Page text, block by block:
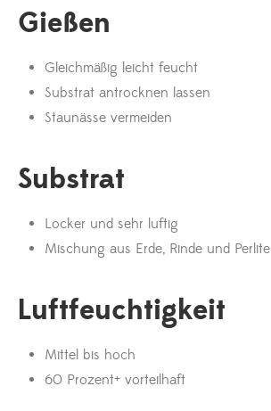
Gießen
Gleichmäßig leicht feucht
Substrat antrocknen lassen
Staunässe vermeiden
Substrat
Locker und sehr luftig
Mischung aus Erde, Rinde und Perlite
Luftfeuchtigkeit
Mittel bis hoch
60 Prozent+ vorteilhaft